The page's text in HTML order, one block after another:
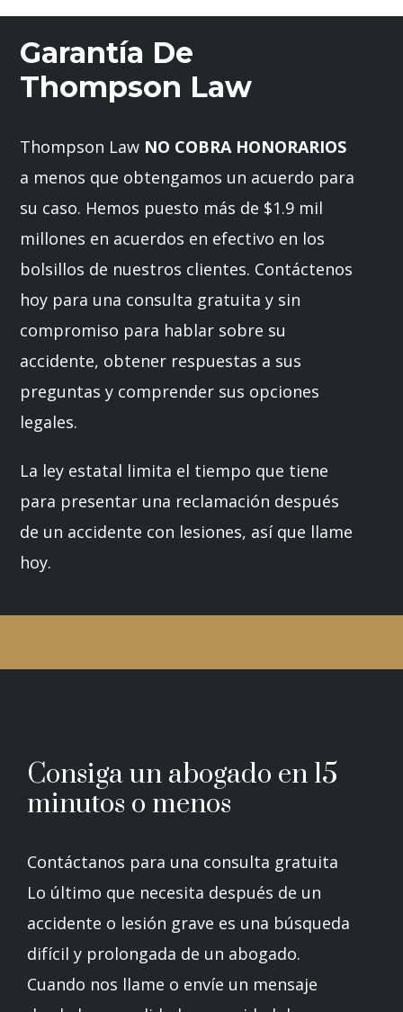
Garantía De
Thompson Law
Thompson Law NO COBRA HONORARIOS
a menos que obtengamos un acuerdo para
su caso. Hemos puesto más de $1.9 mil
millones en acuerdos en efectivo en los
bolsillos de nuestros clientes. Contáctenos
hoy para una consulta gratuita y sin
compromiso para hablar sobre su
accidente, obtener respuestas a sus
preguntas y comprender sus opciones
legales.
La ley estatal limita el tiempo que tiene
para presentar una reclamación después
de un accidente con lesiones, así que llame
hoy.
Consiga un abogado en 15
minutos o menos
Contáctanos para una consulta gratuita
Lo último que necesita después de un
accidente o lesión grave es una búsqueda
difícil y prolongada de un abogado.
Cuando nos llame o envíe un mensaje